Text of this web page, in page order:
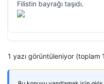
Filistin bayrağı taşıdı.
1 yazı görüntüleniyor (toplam